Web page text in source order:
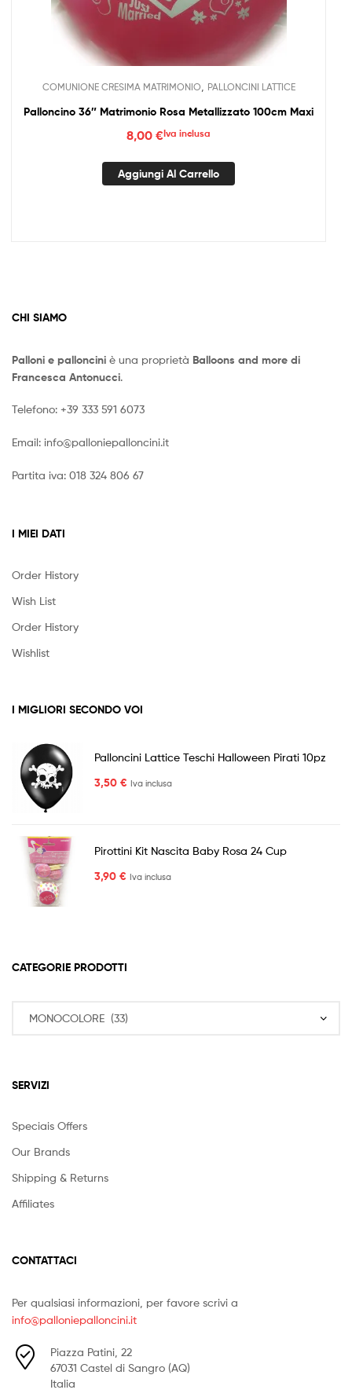
COMUNIONE CRESIMA MATRIMONIO PALLONCINI LATTICE
Palloncino 36″ Matrimonio Rosa Metallizzato 100cm Maxi
8,00 €Iva inclusa
Aggiungi Al Carrello
CHI SIAMO
Palloni e palloncini è una proprietà Balloons and more di
Francesca Antonucci.
Telefono: +39 333 591 6073
Email: info@palloniepalloncini.it
Partita iva: 018 324 806 67
I MIEI DATI
Order History
Wish List
Order History
Wishlist
I MIGLIORI SECONDO VOI
Palloncini Lattice Teschi Halloween Pirati 10pz
3,50 € Iva inclusa
Pirottini Kit Nascita Baby Rosa 24 Cup
3,90 € Iva inclusa
CATEGORIE PRODOTTI
SERVIZI
Speciais Offers
Our Brands
Shipping & Returns
Affiliates
CONTATTACI
Per qualsiasi informazioni, per favore scrivi a
info@palloniepalloncini.it
Piazza Patini, 22
67031 Castel di Sangro (AQ)
Italia